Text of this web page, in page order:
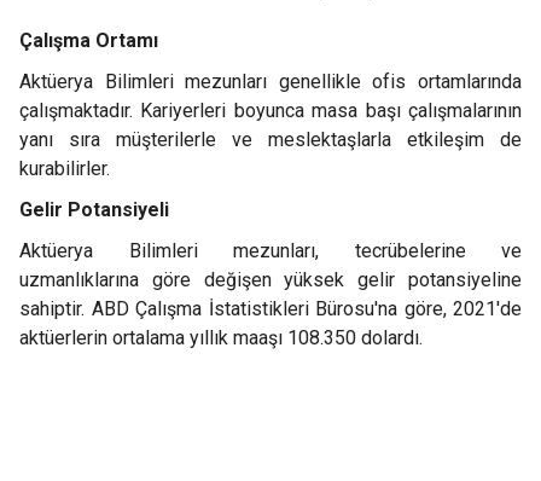
Çalışma Ortamı
Aktüerya Bilimleri mezunları genellikle ofis ortamlarında
çalışmaktadır. Kariyerleri boyunca masa başı çalışmalarının
yanı sıra müşterilerle ve meslektaşlarla etkileşim de
kurabilirler.
Gelir Potansiyeli
Aktüerya Bilimleri mezunları, tecrübelerine ve
uzmanlıklarına göre değişen yüksek gelir potansiyeline
sahiptir. ABD Çalışma İstatistikleri Bürosu'na göre, 2021'de
aktüerlerin ortalama yıllık maaşı 108.350 dolardı.